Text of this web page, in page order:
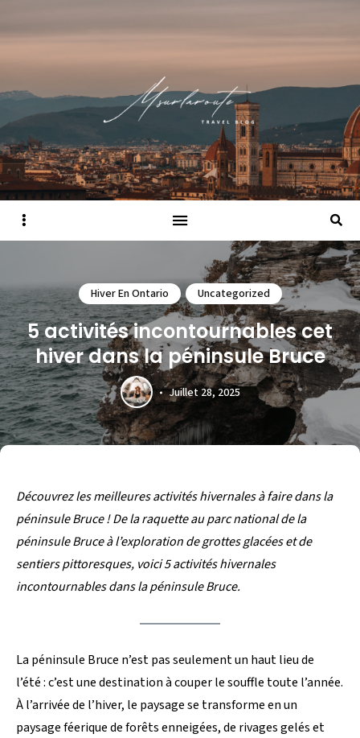
Sidebar
Hiver En Ontario Uncategorized
5 activités incontournables cet
hiver dans la péninsule Bruce
Juillet 28, 2025
Découvrez les meilleures activités hivernales à faire dans la
péninsule Bruce ! De la raquette au parc national de la
péninsule Bruce à l’exploration de grottes glacées et de
sentiers pittoresques, voici 5 activités hivernales
incontournables dans la péninsule Bruce.
La péninsule Bruce n’est pas seulement un haut lieu de
l’été : c’est une destination à couper le souffle toute l’année.
À l’arrivée de l’hiver, le paysage se transforme en un
paysage féerique de forêts enneigées, de rivages gelés et